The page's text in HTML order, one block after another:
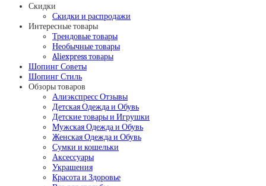
Скидки
Скидки и распродажи
Интересные товары
Трендовые товары
Необычные товары
Aliexpress товары
Шопинг Советы
Шопинг Стиль
Обзоры товаров
Алиэкспресс Отзывы
Детская Одежда и Обувь
Детские товары и Игрушки
Мужская Одежда и Обувь
Женская Одежда и Обувь
Сумки и кошельки
Аксессуары
Украшения
Красота и Здоровье